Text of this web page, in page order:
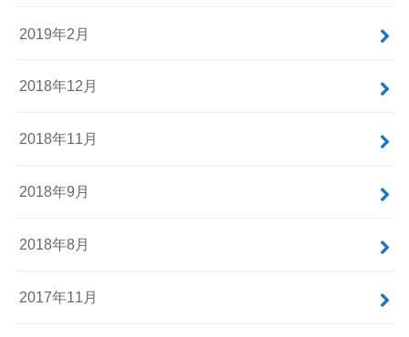
2019年2月
2018年12月
2018年11月
2018年9月
2018年8月
2017年11月